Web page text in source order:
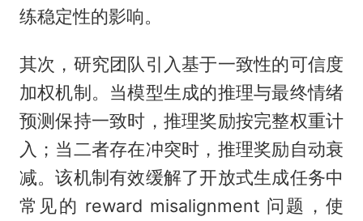
练稳定性的影响。
其次，研究团队引入基于一致性的可信度
加权机制。当模型生成的推理与最终情绪
预测保持一致时，推理奖励按完整权重计
入；当二者存在冲突时，推理奖励自动衰
减。该机制有效缓解了开放式生成任务中
常见的 reward misalignment 问题，使